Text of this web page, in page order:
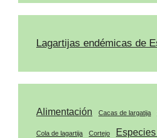
Lagartijas endémicas de
Alimentación Cacas de largatija
Cola de lagartija Cortejo